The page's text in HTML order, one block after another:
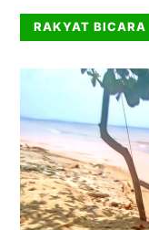
RAKYAT BICARA